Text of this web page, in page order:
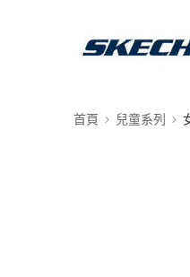
首頁 兒童系列